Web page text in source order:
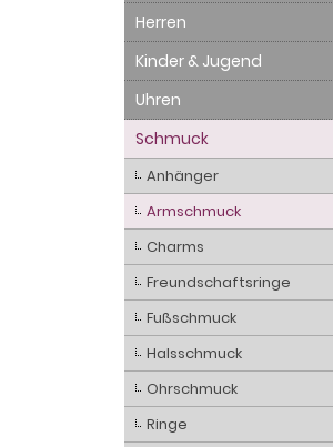
Herren
Kinder & Jugend
Uhren
Schmuck
Anhänger
Armschmuck
Charms
Freundschaftsringe
Fußschmuck
Halsschmuck
Ohrschmuck
Ringe